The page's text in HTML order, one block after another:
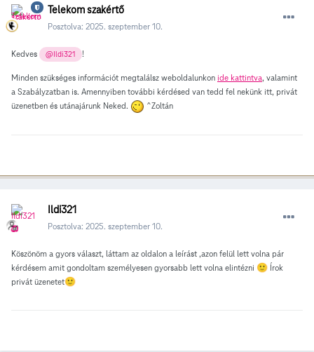
Telekom szakértő
Posztolva: 2025. szeptember 10.
Kedves @Ildi321 !
Minden szükséges információt megtalálsz weboldalunkon ide kattintva, valamint
a Szabályzatban is. Amennyiben további kérdésed van tedd fel nekünk itt, privát
üzenetben és utánajárunk Neked.
^Zoltán
Ildi321
Posztolva: 2025. szeptember 10.
Köszönöm a gyors választ, láttam az oldalon a leírást ,azon felül lett volna pár
kérdésem amit gondoltam személyesen gyorsabb lett volna elintézni 🙂 Írok
privát üzenetet🙂